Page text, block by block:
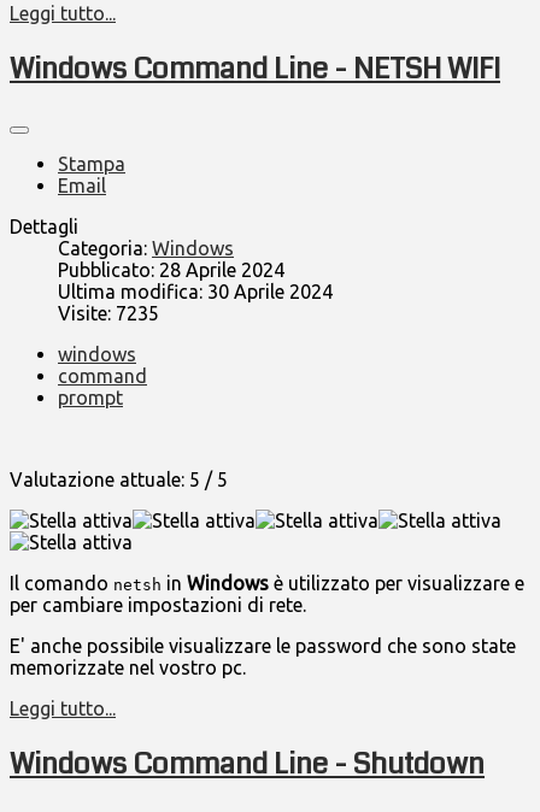
Leggi tutto...
Windows Command Line - NETSH WIFI
Stampa
Email
Dettagli
Categoria: Windows
Pubblicato: 28 Aprile 2024
Ultima modifica: 30 Aprile 2024
Visite: 7235
windows
command
prompt
Valutazione attuale: 5 / 5
Il comando netsh in Windows è utilizzato per visualizzare e
per cambiare impostazioni di rete.
E' anche possibile visualizzare le password che sono state
memorizzate nel vostro pc.
Leggi tutto...
Windows Command Line - Shutdown